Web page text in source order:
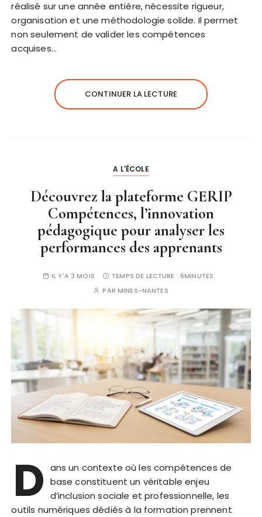
réalisé sur une année entière, nécessite rigueur,
organisation et une méthodologie solide. Il permet
non seulement de valider les compétences
acquises…
CONTINUER LA LECTURE
A L'ÉCOLE
Découvrez la plateforme GERIP
Compétences, l’innovation
pédagogique pour analyser les
performances des apprenants
IL Y'A 3 MOIS TEMPS DE LECTURE :6MINUTES
PAR MINES-NANTES
D ans un contexte où les compétences de
base constituent un véritable enjeu
d’inclusion sociale et professionnelle, les
outils numériques dédiés à la formation prennent